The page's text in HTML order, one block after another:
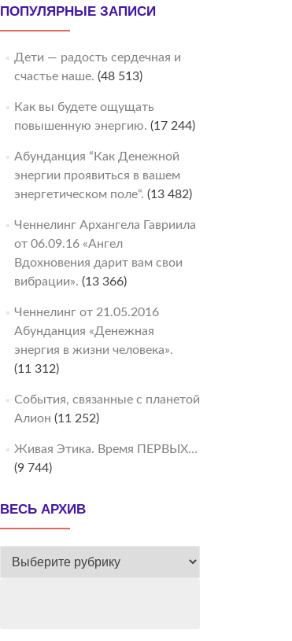
ПОПУЛЯРНЫЕ ЗАПИСИ
Дети — радость сердечная и
счастье наше. (48 513)
Как вы будете ощущать
повышенную энергию. (17 244)
Абунданция “Как Денежной
энергии проявиться в вашем
энергетическом поле“. (13 482)
Ченнелинг Архангела Гавриила
от 06.09.16 «Ангел
Вдохновения дарит вам свои
вибрации». (13 366)
Ченнелинг от 21.05.2016
Абунданция «Денежная
энергия в жизни человека».
(11 312)
События, связанные с планетой
Алион (11 252)
Живая Этика. Время ПЕРВЫХ…
(9 744)
ВЕСЬ АРХИВ
ВЕСЬ